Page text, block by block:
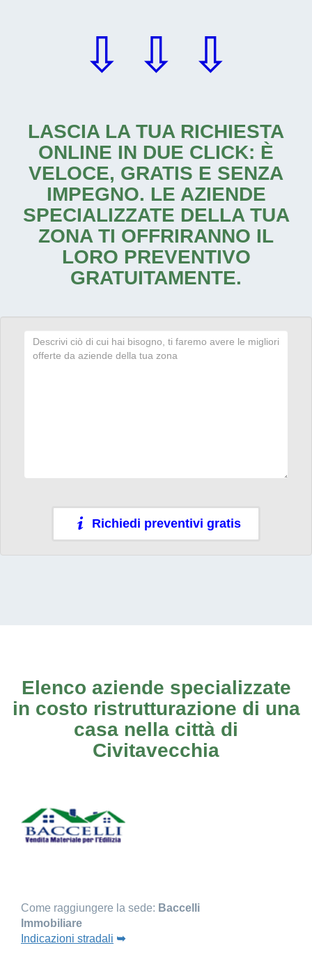
⇩ ⇩ ⇩
LASCIA LA TUA RICHIESTA
ONLINE IN DUE CLICK: È
VELOCE, GRATIS E SENZA
IMPEGNO. LE AZIENDE
SPECIALIZZATE DELLA TUA
ZONA TI OFFRIRANNO IL
LORO PREVENTIVO
GRATUITAMENTE.
Richiedi preventivi gratis
Elenco aziende specializzate
in costo ristrutturazione di una
casa nella città di
Civitavecchia
Come raggiungere la sede: Baccelli
Immobiliare
Indicazioni stradali ➥